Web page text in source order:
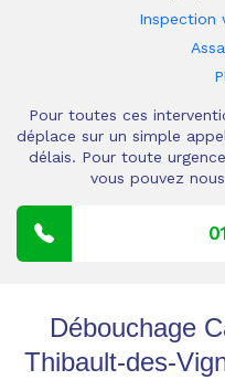
Inspection
Pour toutes ces
déplace sur un simple
délais. Pour toute
vous pouvez
Débouchage
Thibault-des-